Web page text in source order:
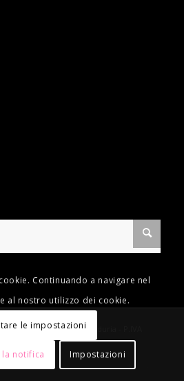
Pubblicitaria - Manduria - P.IVA
Continuando a navigare nel
al nostro utilizzo dei cookie.
le impostazioni
notifica Impostazioni